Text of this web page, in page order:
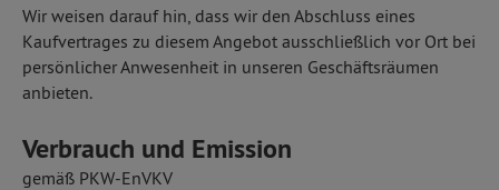
Wir weisen darauf hin, dass wir den Abschluss eines
Kaufvertrages zu diesem Angebot ausschließlich vor Ort bei
persönlicher Anwesenheit in unseren Geschäftsräumen
anbieten.
Verbrauch und Emission
gemäß PKW-EnVKV